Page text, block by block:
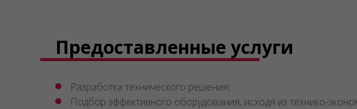
Предоставленные услуги
Разработка технического решения;
Подбор эффективного оборудования, исходя из технико-